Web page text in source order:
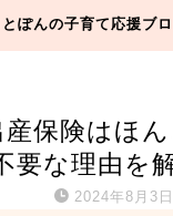
とぽんの子育て応援ブ
保険はほ
要な理由を
2024年8月3日